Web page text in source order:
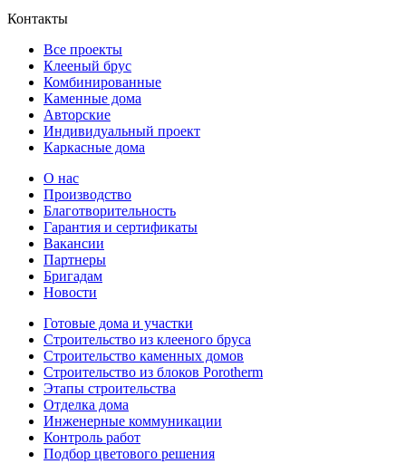
Контакты
Все проекты
Клееный брус
Комбинированные
Каменные дома
Авторские
Индивидуальный проект
Каркасные дома
О нас
Производство
Благотворительность
Гарантия и сертификаты
Вакансии
Партнеры
Бригадам
Новости
Готовые дома и участки
Строительство из клееного бруса
Строительство каменных домов
Строительство из блоков Porotherm
Этапы строительства
Отделка дома
Инженерные коммуникации
Контроль работ
Подбор цветового решения